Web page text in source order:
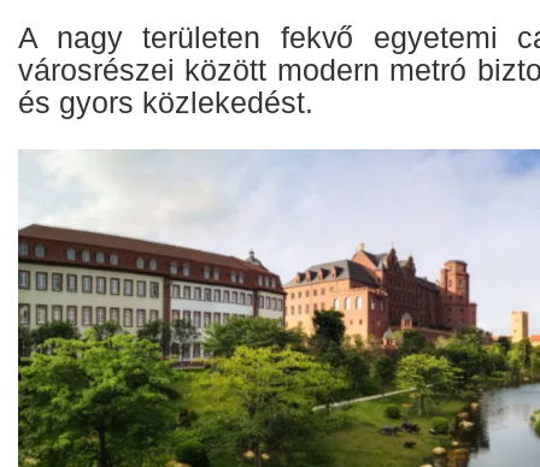
A nagy területen fekvő egyetemi
városrészei között modern metró
és gyors közlekedést.